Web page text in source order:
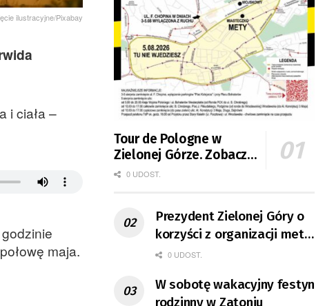
ilustracyjne/Pixabay
i ciała –
maja.
Tour de Pologne w
Zielonej Górze. Zobacz
zmiany w organizacji
0 UDOST.
Prezydent Zielonej Góry o
korzyści z organizacji mety
Tour de Pologne
0 UDOST.
W sobotę wakacyjny festyn
rodzinny w Zatoniu